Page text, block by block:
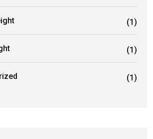
(1)
(1)
(1)